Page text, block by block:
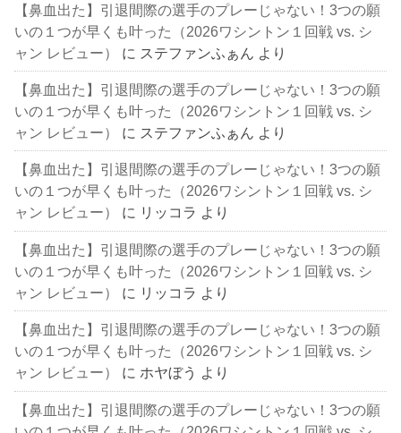
【鼻血出た】引退間際の選手のプレーじゃない！3つの願
いの１つが早くも叶った（2026ワシントン１回戦 vs. シ
ャン レビュー）
に ステファンふぁん より
【鼻血出た】引退間際の選手のプレーじゃない！3つの願
いの１つが早くも叶った（2026ワシントン１回戦 vs. シ
ャン レビュー）
に ステファンふぁん より
【鼻血出た】引退間際の選手のプレーじゃない！3つの願
いの１つが早くも叶った（2026ワシントン１回戦 vs. シ
ャン レビュー）
に リッコラ より
【鼻血出た】引退間際の選手のプレーじゃない！3つの願
いの１つが早くも叶った（2026ワシントン１回戦 vs. シ
ャン レビュー）
に リッコラ より
【鼻血出た】引退間際の選手のプレーじゃない！3つの願
いの１つが早くも叶った（2026ワシントン１回戦 vs. シ
ャン レビュー）
に ホヤぼう より
【鼻血出た】引退間際の選手のプレーじゃない！3つの願